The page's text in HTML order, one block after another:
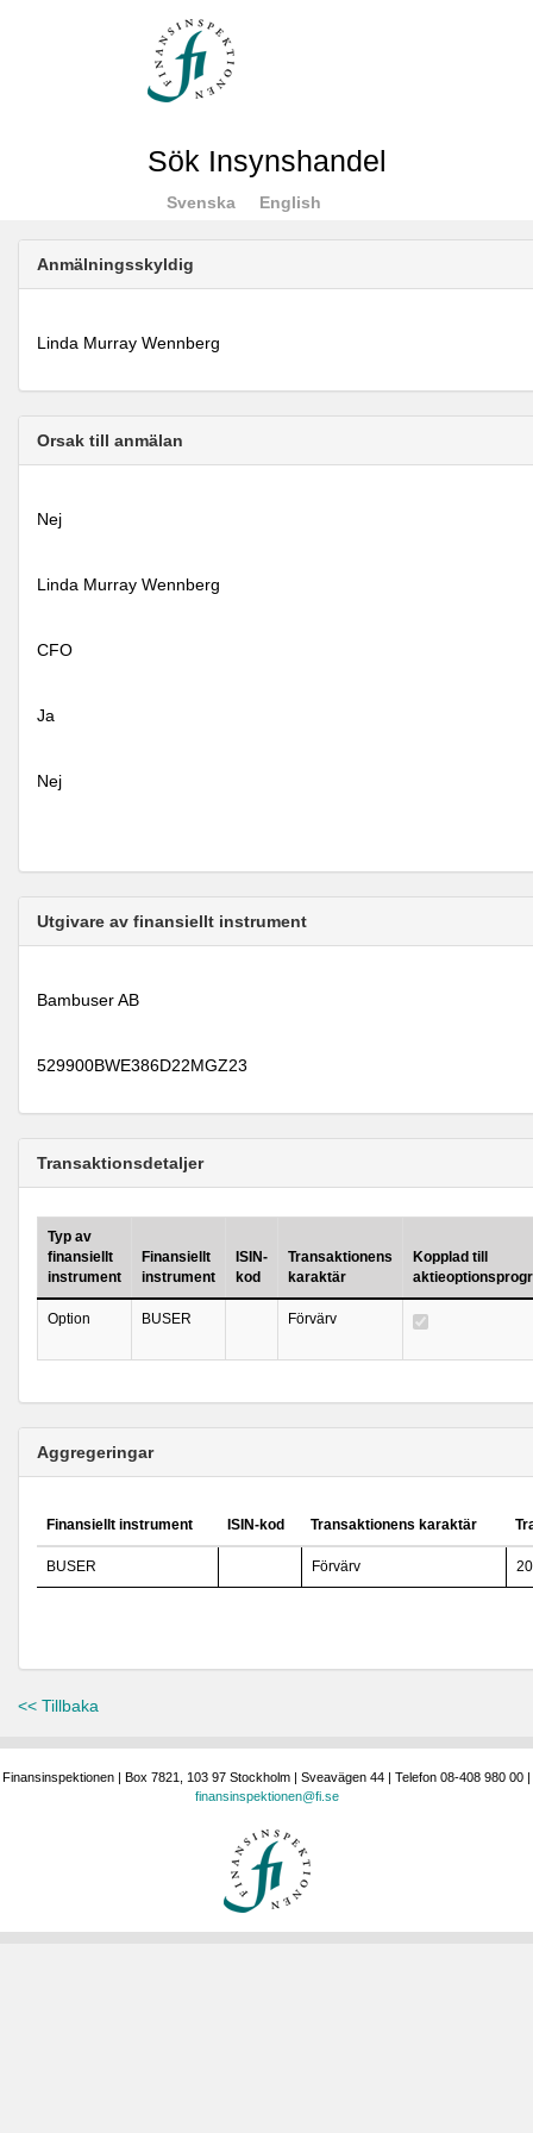
Sök Insynshandel
Svenska English
Anmälningsskyldig
Linda Murray Wennberg
Orsak till anmälan
Nej
Linda Murray Wennberg
CFO
Ja
Nej
Utgivare av finansiellt instrument
Bambuser AB
529900BWE386D22MGZ23
Transaktionsdetaljer
Typ av
finansiellt
instrument
Finansiellt
instrument
ISIN-
kod
Transaktionens
karaktär
Kopplad till
Option BUSER Förvärv
Aggregeringar
Finansiellt instrument ISIN-kod Transaktionens karaktär
BUSER Förvärv
<< Tillbaka
Finansinspektionen | Box 7821, 103 97 Stockholm | Sveavägen 44 | Telefon 08-408 980 00 |
finansinspektionen@fi.se